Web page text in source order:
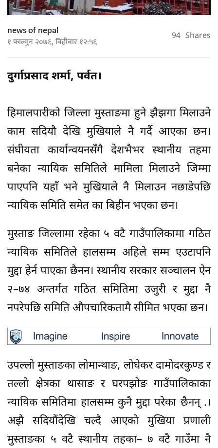
news of nepal
१ फाल्गुन २०७६, बिहीबार १२:५६ 94 Shares
दुर्गाप्रसाद शर्मा, पर्वत।
हिमालपारीको जिल्ला मुस्ताङमा हुने झैझगा मिलाउने
काम सदियौ देखि मुखियाले नै गर्दै आएका छन।
संघीयता कार्यान्वयनसँगै देशभैभर स्थानीय तहमा
बनेका न्यायिक समितिले मामिला मिलाउने जिम्मा
पाएपनि यहाँ भने मुखियाले नै मिलाउन नछाडेपछि
न्यायिक समिति समेत का बिहीन भएका छन।
मुस्ताङ जिल्लामा रहेका ५ वटै गाउँपालिकामा गठित
न्यायिक समितिले हालसम्म अहिले सम्म एउटापनि
मुद्दा हेर्न पाएका छैनन। स्थानीय सरकार सञ्चालन ऐन
२–७४ अन्तर्गत गठित समितिमा उजुरी र मुद्दा नै
नपरेपछि समिति औपचारिकतामै सीमित भएका छन।
उपल्लो मुस्ताङका लोमान्थाङ, लोघेकर दामोदरकुण्ड र
तल्लो क्षेत्रका थासाङ र घरपझोङ गाउँपालिकाका
न्यायिक समितिमा हालसम्म कुनै मुद्दा परेका छैनन् .।
अझै सदियौंदेखि चल्दै आएको मुखिया प्रणाली
मुस्ताङका ५ वटै स्थानीय तहका– ७ वटै गाउँमा नै